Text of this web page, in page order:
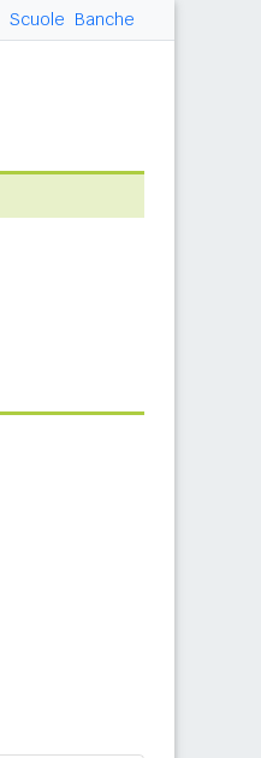
Scuole Banche